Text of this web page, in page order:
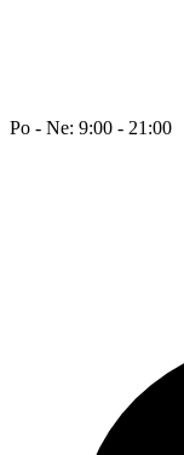
Po - Ne: 9:00 - 21:00